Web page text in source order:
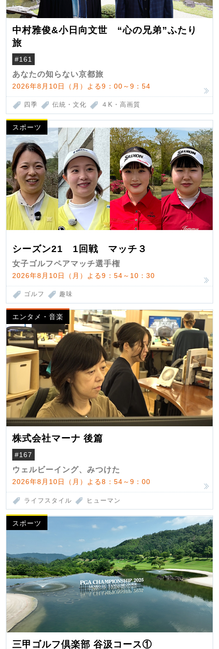
中村雅俊&小日向文世 “心の兄弟”ふたり
旅
#161
あなたの知らない京都旅
2026年8月10日（月）よる9：00～9：54
四季 伝統・文化 ４K・高画質
スポーツ
シーズン21 1回戦 マッチ３
女子ゴルフペアマッチ選手権
2026年8月10日（月）よる9：54～10：30
ゴルフ 趣味
エンタメ・音楽
株式会社マーナ 後篇
#167
ウェルビーイング、みつけた
2026年8月10日（月）よる8：54～9：00
ライフスタイル ヒューマン
スポーツ
三甲ゴルフ倶楽部 谷汲コース①